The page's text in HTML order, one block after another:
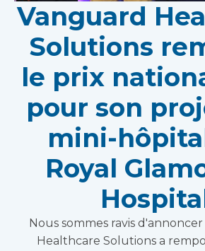
Vanguard
Solutions
le prix
pour son
mini-
Royal
Nous sommes ravis
Healthcare Solutions a